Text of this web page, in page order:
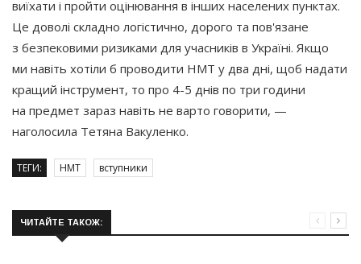
виїхати і пройти оцінювання в інших населених пунктах.
Це доволі складно логістично, дорого та пов'язане
з безпековими ризиками для учасників в Україні. Якщо
ми навіть хотіли б проводити НМТ у два дні, щоб надати
кращий інструмент, то про 4-5 днів по три години
на предмет зараз навіть не варто говорити, —
наголосила Тетяна Вакуленко.
ТЕГИ: НМТ вступники
ЧИТАЙТЕ ТАКОЖ: